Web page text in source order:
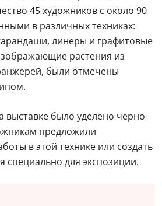
45 художников с около 90
в различных техниках:
линеры и графитовые
растения из
были отмечены
выставке было уделено черно-
предложили
в этой технике или создать
специально для экспозиции.